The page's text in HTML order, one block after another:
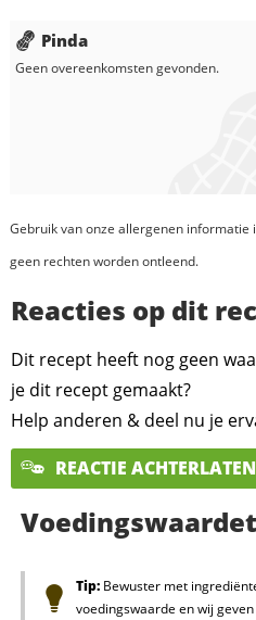
Pinda
Geen overeenkomsten gevonden.
Gebruik van onze allergenen
geen rechten worden ontleend.
Reacties op dit
Dit recept heeft nog geen
je dit recept gemaakt?
Help anderen & deel nu je
REACTIE ACHTERLATEN
Tip:Bewuster met
voedingswaarde en wij